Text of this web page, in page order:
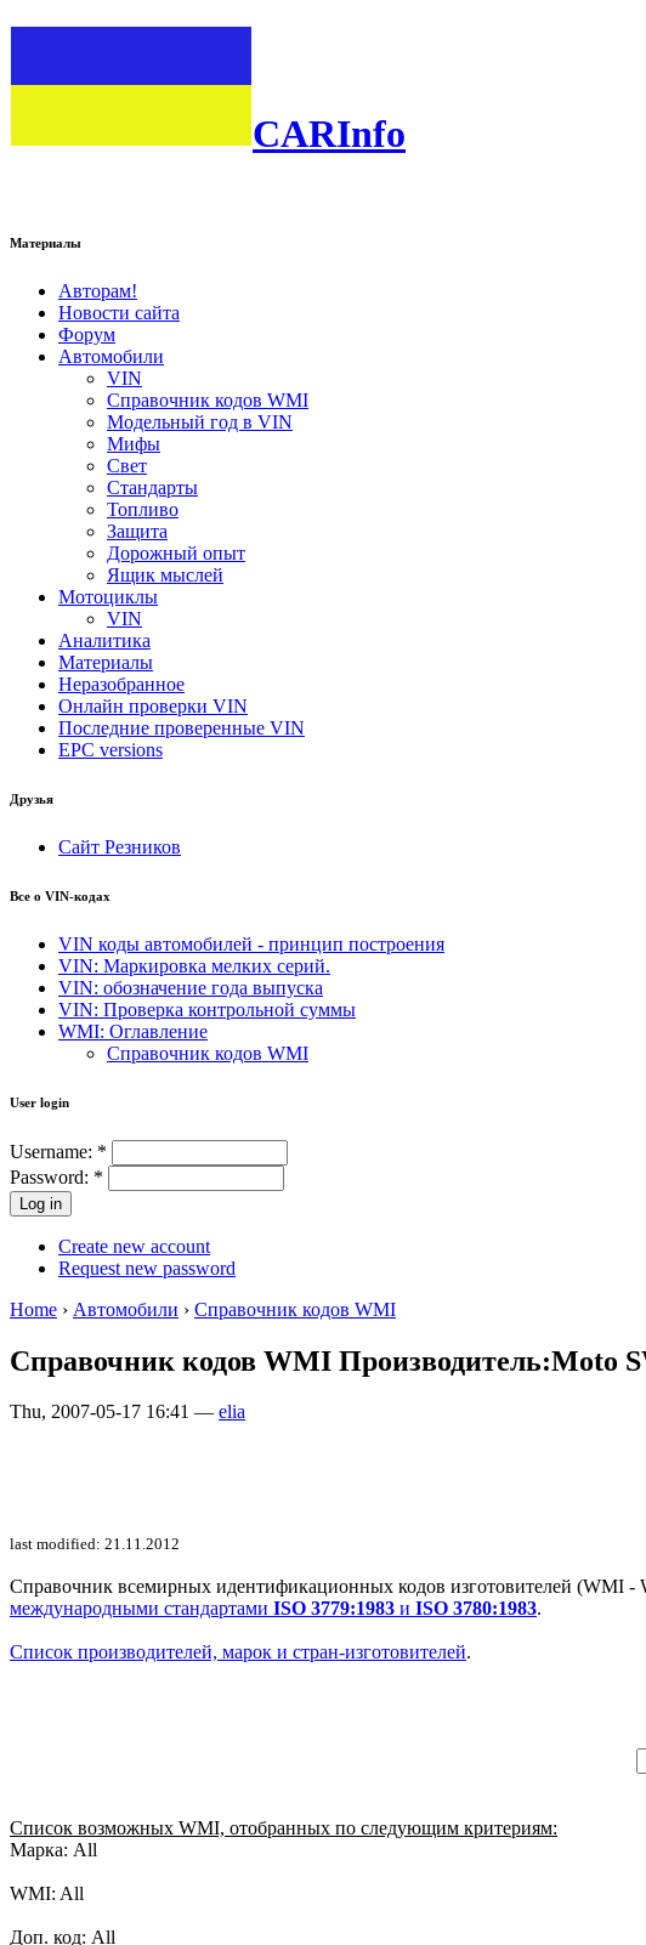
CARInfo
Материалы
Авторам!
Новости сайта
Форум
Автомобили
VIN
Справочник кодов WMI
Модельный год в VIN
Мифы
Свет
Стандарты
Топливо
Защита
Дорожный опыт
Ящик мыслей
Мотоциклы
VIN
Аналитика
Материалы
Неразобранное
Онлайн проверки VIN
Последние проверенные VIN
EPC versions
Друзья
Сайт Резников
Все о VIN-кодах
VIN коды автомобилей - принцип построения
VIN: Маркировка мелких серий.
VIN: обозначение года выпуска
VIN: Проверка контрольной суммы
WMI: Оглавление
Справочник кодов WMI
User login
Username: *
Password: *
Create new account
Request new password
Home › Автомобили › Справочник кодов WMI
Справочник кодов WMI Производитель:Moto
Thu, 2007-05-17 16:41 — elia
last modified: 21.11.2012
Справочник всемирных идентификационных кодов изготовителей (WMI -
международными стандартами ISO 3779:1983 и ISO 3780:1983.
Список производителей, марок и стран-изготовителей.
Список возможных WMI, отобранных по следующим критериям:
Марка: All
WMI: All
Доп. код: All